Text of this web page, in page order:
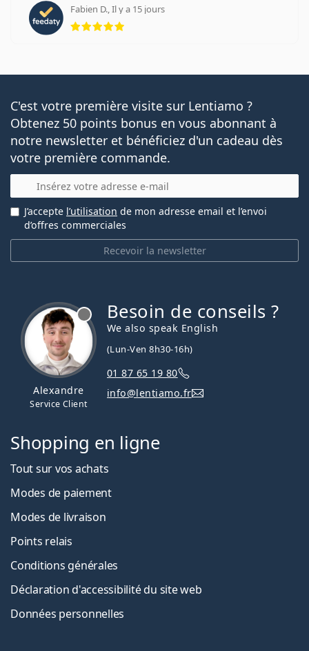
Fabien D., Il y a 15 jours
évaluation 5 sur 5
C'est votre première visite sur Lentiamo ?
Obtenez 50 points bonus en vous abonnant à
notre newsletter et bénéficiez d'un cadeau dès
votre première commande.
E-mail
Recevoir la newsletter
J’accepte l’utilisation de mon adresse email et l’envoi
d’offres commerciales
Alexandre
Service Client
Besoin de conseils ?
We also speak English
(Lun-Ven 8h30-16h)
01 87 65 19 80
info@lentiamo.fr
Shopping en ligne
Tout sur vos achats
Modes de paiement
Modes de livraison
Points relais
Conditions générales
Déclaration d'accessibilité du site web
Données personnelles